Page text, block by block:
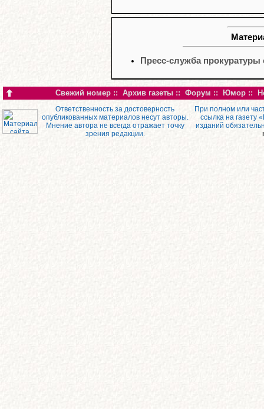
Пресс-служба прокуратуры
Свежий номер :: Архив газеты :: Форум :: Юмор ::
Ответственность за достоверность
опубликованных материалов несут авторы.
Мнение автора не всегда отражает точку
зрения редакции.
При полном или
ссылка на газету
изданий